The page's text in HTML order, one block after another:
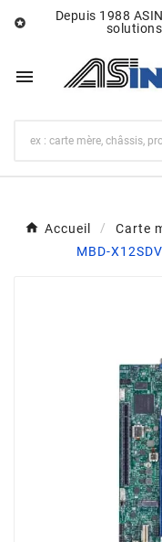

Depuis 1988

Accueil Carte
MBD-